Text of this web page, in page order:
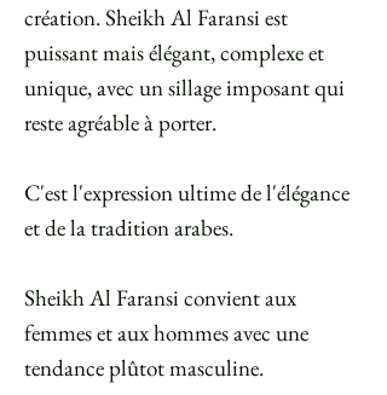
création. Sheikh Al Faransi est
puissant mais élégant, complexe et
unique, avec un sillage imposant qui
reste agréable à porter.
C'est l'expression ultime de l'élégance
et de la tradition arabes.
Sheikh Al Faransi convient aux
femmes et aux hommes avec une
tendance plûtot masculine.